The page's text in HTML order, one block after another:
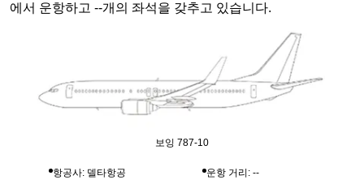
에서 운항하고 --개의 좌석을 갖추고 있습니다.
보잉 787-10
항공사: 델타항공
운항 거리: --